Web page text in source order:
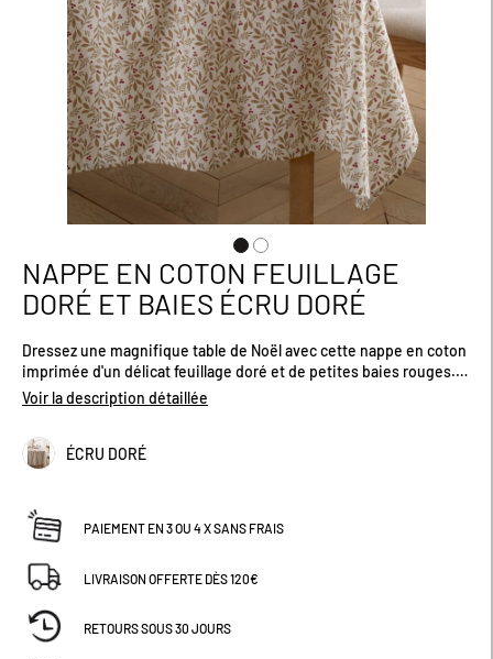
Passer
au
début
la
Galerie
d’images
NAPPE EN COTON FEUILLAGE
DORÉ ET BAIES ÉCRU DORÉ
Dressez une magnifique table de Noël avec cette nappe en coton
imprimée d'un délicat feuillage doré et de petites baies rouges.
Toile 185g/m². Existe en plusieurs dimensions.
Voir la description détaillée
ÉCRU DORÉ
PAIEMENT EN 3 OU 4 X SANS FRAIS
LIVRAISON OFFERTE DÈS 120€
RETOURS SOUS 30 JOURS